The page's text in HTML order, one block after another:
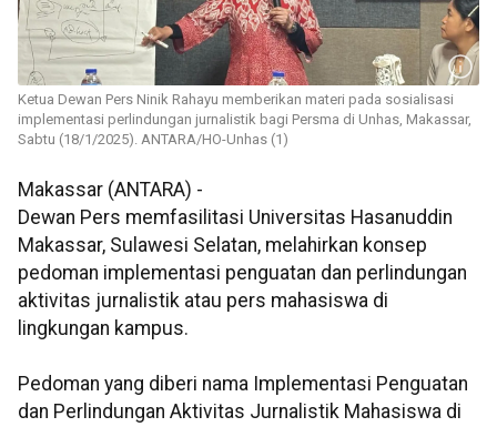
Ketua Dewan Pers Ninik Rahayu memberikan materi pada sosialisasi
implementasi perlindungan jurnalistik bagi Persma di Unhas, Makassar,
Sabtu (18/1/2025). ANTARA/HO-Unhas (1)
Makassar (ANTARA) -
Dewan Pers memfasilitasi Universitas Hasanuddin
Makassar, Sulawesi Selatan, melahirkan konsep
pedoman implementasi penguatan dan perlindungan
aktivitas jurnalistik atau pers mahasiswa di
lingkungan kampus.
Pedoman yang diberi nama Implementasi Penguatan
dan Perlindungan Aktivitas Jurnalistik Mahasiswa di